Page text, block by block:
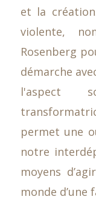
et la
violente,
Rosenberg
démarche
l'aspect
permet une
notre
moyens
monde